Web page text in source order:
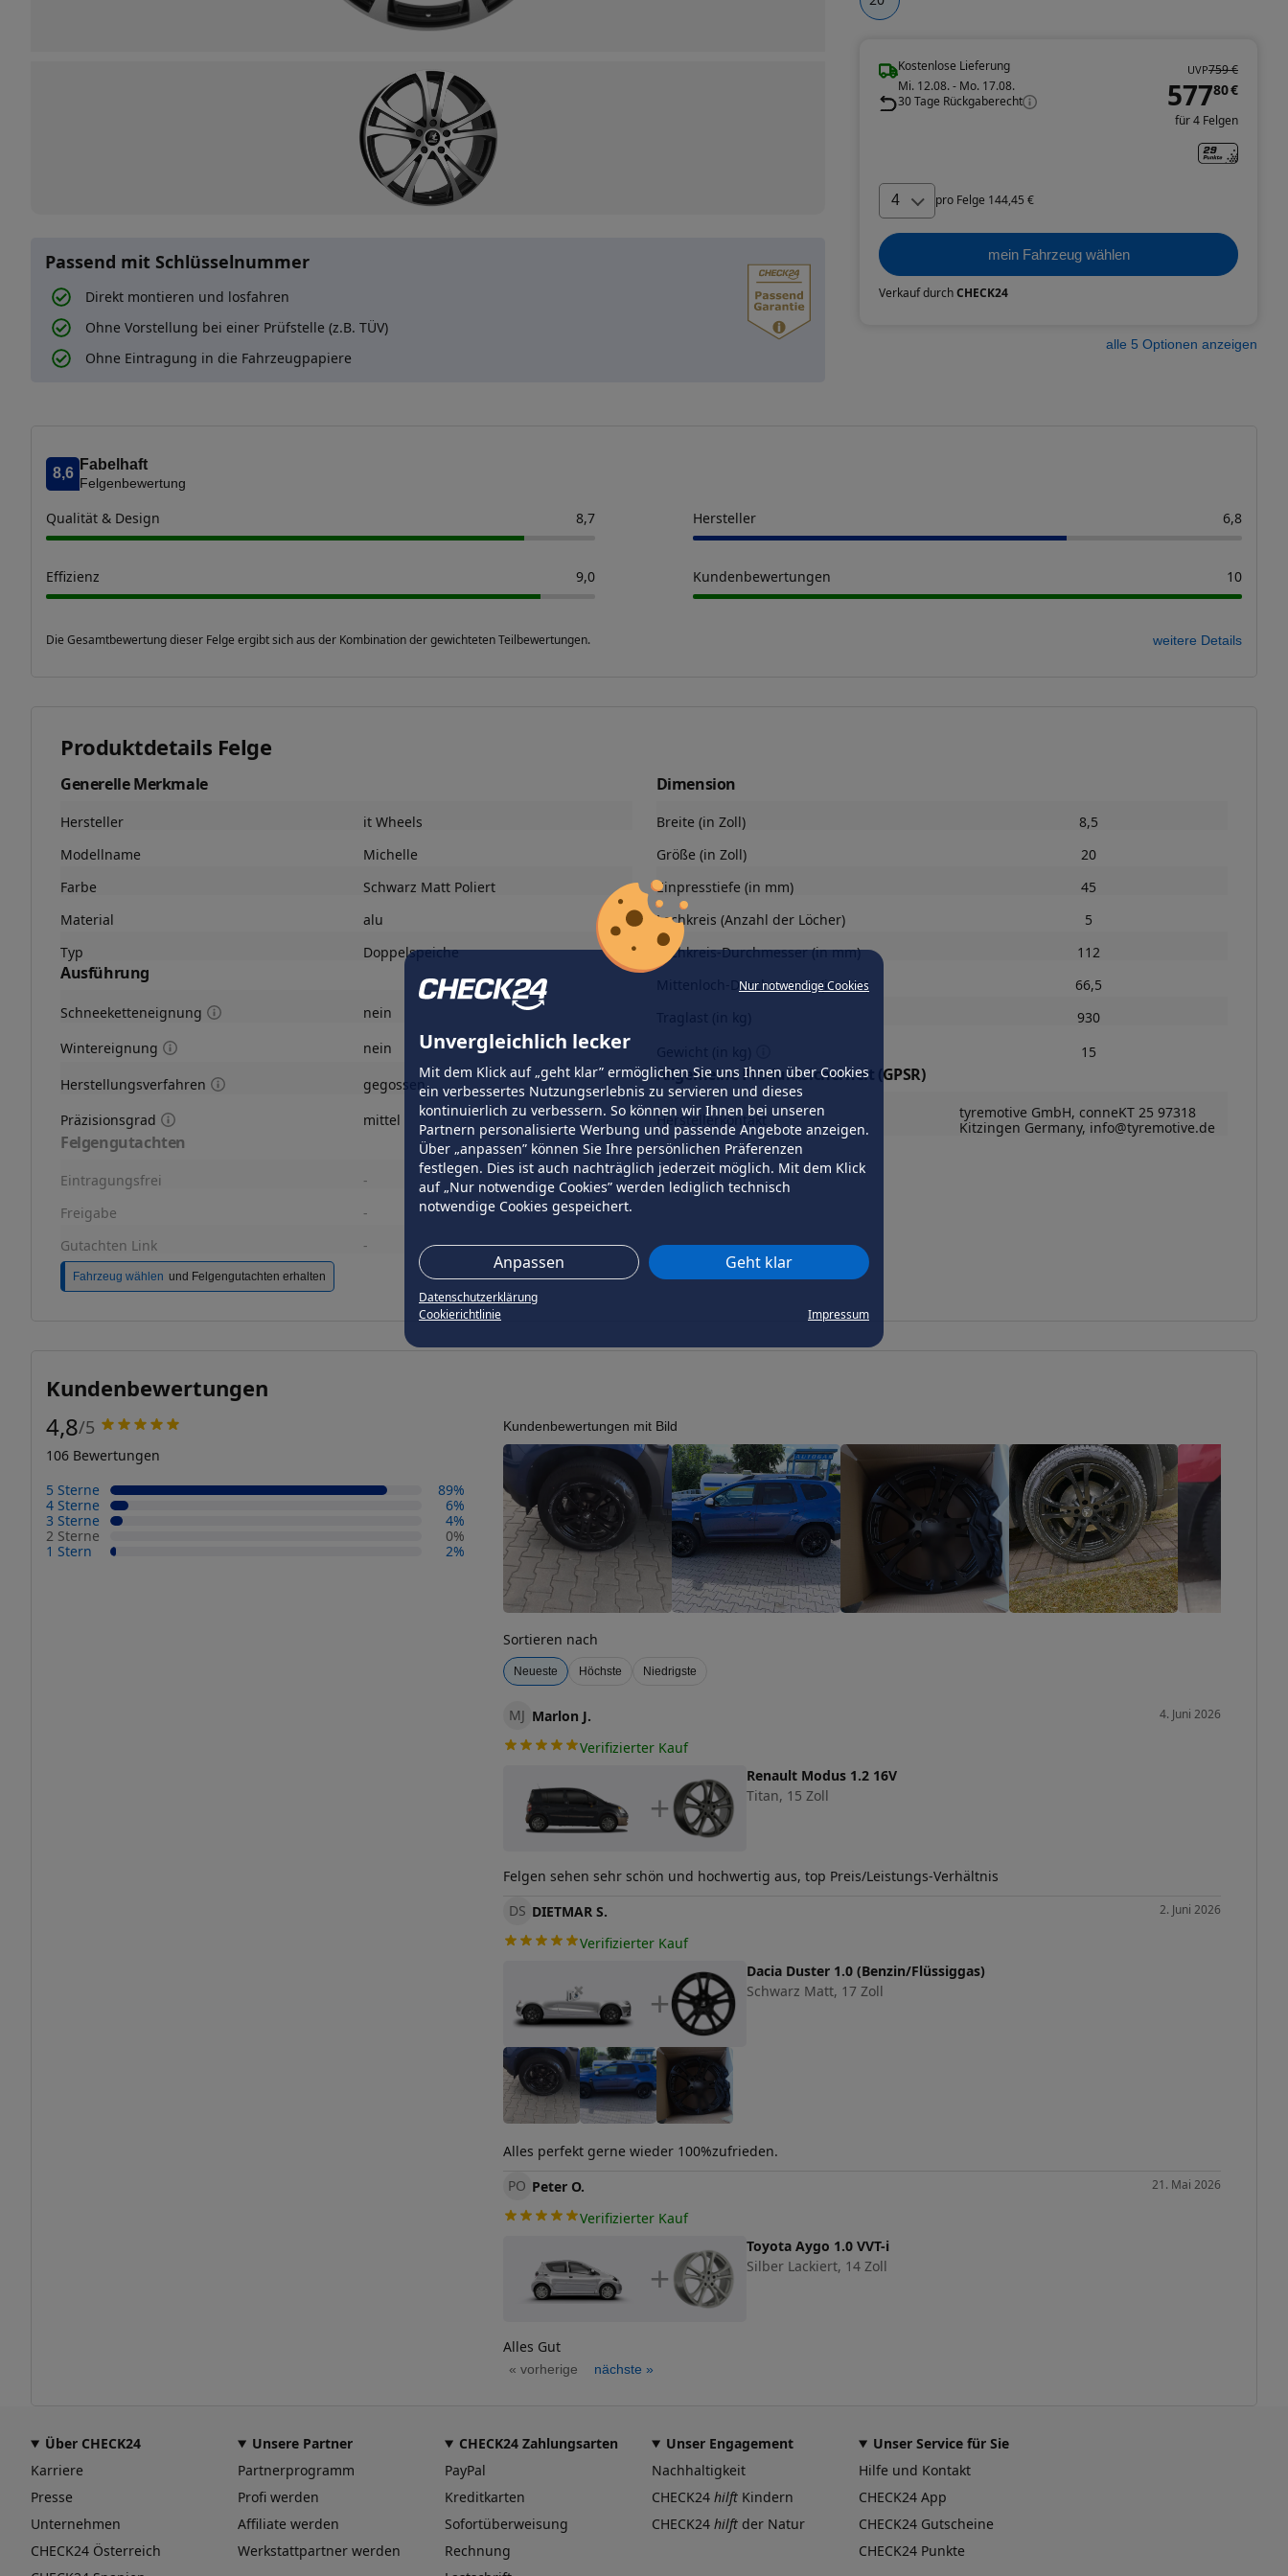
Nur notwendige Cookies
Unvergleichlich lecker
Mit dem Klick auf „geht klar” ermöglichen Sie uns Ihnen über Cookies
ein verbessertes Nutzungserlebnis zu servieren und dieses
kontinuierlich zu verbessern. So können wir Ihnen bei unseren
Partnern personalisierte Werbung und passende Angebote anzeigen.
Über „anpassen” können Sie Ihre persönlichen Präferenzen
festlegen. Dies ist auch nachträglich jederzeit möglich. Mit dem Klick
auf „Nur notwendige Cookies” werden lediglich technisch
notwendige Cookies gespeichert.
Anpassen Geht klar
Datenschutzerklärung
Cookierichtlinie
Impressum
Passend mit Schlüsselnummer
Direkt montieren und losfahren
Ohne Vorstellung bei einer Prüfstelle (z.B. TÜV)
Ohne Eintragung in die Fahrzeugpapiere
Kostenlose Lieferung
Mi. 12.08. - Mo. 17.08.
30 Tage Rückgaberecht
UVP759 €
57780€
für 4 Felgen
4 pro Felge 144,45 €
mein Fahrzeug wählen
Verkauf durchCHECK24
alle 5 Optionen anzeigen
8,6
Fabelhaft
Felgenbewertung
Qualität & Design 8,7 Hersteller 6,8
Effizienz 9,0 Kundenbewertungen 10
Die Gesamtbewertung dieser Felge ergibt sich aus der Kombination der gewichteten Teilbewertungen. weitere Details
Produktdetails Felge
Generelle Merkmale
Hersteller
it Wheels
Modellname
Michelle
Farbe
Schwarz Matt Poliert
Material
alu
Typ
Doppelspeiche
Ausführung
Schneeketteneignung
nein
Wintereignung
nein
Herstellungsverfahren
gegossen
Präzisionsgrad
mittel
Felgengutachten
Eintragungsfrei
-
Freigabe
-
Gutachten Link
-
Fahrzeug wählen und Felgengutachten erhalten
Dimension
Breite (in Zoll)
8,5
Größe (in Zoll)
20
Einpresstiefe (in mm)
45
Lochkreis (Anzahl der Löcher)
5
Lochkreis-Durchmesser (in mm)
112
Mittenloch-Durchmesser (in mm)
66,5
930
15
Allgemeine Produktsicherheit (GPSR)
Herstellerkontakt
tyremotive GmbH, conneKT 25 97318
Kitzingen Germany, info@tyremotive.de
Kundenbewertungen
4,8/5
106 Bewertungen
5 Sterne
89%
4 Sterne
6%
3 Sterne
4%
2 Sterne
0%
1 Stern
2%
Kundenbewertungen mit Bild
Sortieren nach
Neueste Höchste Niedrigste
MJ Marlon J. 4. Juni 2026
Verifizierter Kauf
+
Renault Modus 1.2 16V
Titan, 15 Zoll
Felgen sehen sehr schön und hochwertig aus, top Preis/Leistungs-Verhältnis
DS DIETMAR S. 2. Juni 2026
Verifizierter Kauf
+
Dacia Duster 1.0 (Benzin/Flüssiggas)
Schwarz Matt, 17 Zoll
Alles perfekt gerne wieder 100%zufrieden.
PO Peter O. 21. Mai 2026
Verifizierter Kauf
+
Toyota Aygo 1.0 VVT-i
Silber Lackiert, 14 Zoll
Alles Gut
« vorherige nächste »
Über CHECK24
Karriere
Presse
Unternehmen
CHECK24 Österreich
Unsere Partner
Partnerprogramm
Profi werden
Affiliate werden
Werkstattpartner werden
CHECK24 Zahlungsarten
PayPal
Kreditkarten
Sofortüberweisung
Rechnung
Unser Engagement
Nachhaltigkeit
CHECK24 hilft Kindern
CHECK24 hilft der Natur
Unser Service für Sie
Hilfe und Kontakt
CHECK24 App
CHECK24 Gutscheine
CHECK24 Punkte